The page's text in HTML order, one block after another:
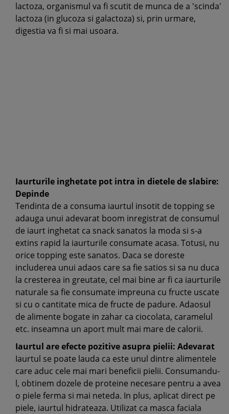
lactoza, organismul va fi scutit de munca de a 'scinda'
lactoza (in glucoza si galactoza) si, prin urmare,
digestia va fi si mai usoara.
Iaurturile inghetate pot intra in dietele de slabire:
Depinde
Tendinta de a consuma iaurtul insotit de topping se
adauga unui adevarat boom inregistrat de consumul
de iaurt inghetat ca snack sanatos la moda si s-a
extins rapid la iaurturile consumate acasa. Totusi, nu
orice topping este sanatos. Daca se doreste
includerea unui adaos care sa fie satios si sa nu duca
la cresterea in greutate, cel mai bine ar fi ca iaurturile
naturale sa fie consumate impreuna cu fructe uscate
si cu o cantitate mica de fructe de padure. Adaosul
de alimente bogate in zahar ca ciocolata, caramelul
etc. inseamna un aport mult mai mare de calorii.
Iaurtul are efecte pozitive asupra pielii: Adevarat
Iaurtul se poate lauda ca este unul dintre alimentele
care aduc cele mai mari beneficii pielii. Consumandu-
l, obtinem dozele de proteine necesare pentru a avea
o piele ferma si mai neteda. In plus, aplicat direct pe
piele, iaurtul hidrateaza. Utilizat ca masca faciala